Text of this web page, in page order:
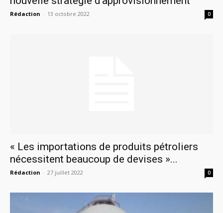
Rédaction - 13 octobre 2022 0
« Les importations de produits pétroliers
nécessitent beaucoup de devises »...
Rédaction - 27 juillet 2022 0